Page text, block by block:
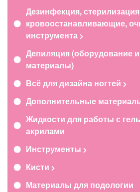
Дезинфекция,
кровоостанавливающие,
инструмента
Депиляция (оборудование
материалы)
Всё для дизайна ногтей
Дополнительные
Жидкости для работы с
акрилами
Инструменты
Кисти
Материалы для подологии